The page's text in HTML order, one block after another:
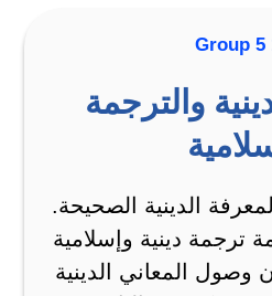
والترجمة
الدينية الصحيحة.
ترجمة دينية وإسلامية
وصول المعاني الدينية